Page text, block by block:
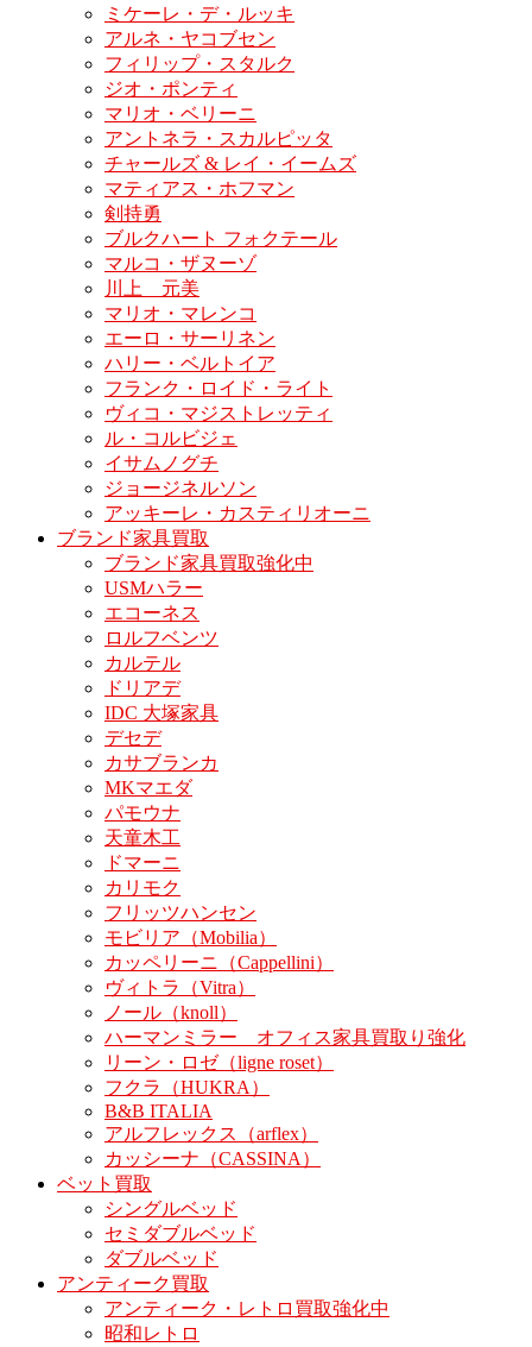
ミケーレ・デ・ルッキ
アルネ・ヤコブセン
フィリップ・スタルク
ジオ・ポンティ
マリオ・ベリーニ
アントネラ・スカルピッタ
チャールズ & レイ・イームズ
マティアス・ホフマン
剣持勇
ブルクハート フォクテール
マルコ・ザヌーゾ
川上 元美
マリオ・マレンコ
エーロ・サーリネン
ハリー・ベルトイア
フランク・ロイド・ライト
ヴィコ・マジストレッティ
ル・コルビジェ
イサムノグチ
ジョージネルソン
アッキーレ・カスティリオーニ
ブランド家具買取
ブランド家具買取強化中
USMハラー
エコーネス
ロルフベンツ
カルテル
ドリアデ
IDC 大塚家具
デセデ
カサブランカ
MKマエダ
パモウナ
天童木工
ドマーニ
カリモク
フリッツハンセン
モビリア（Mobilia）
カッペリーニ（Cappellini）
ヴィトラ（Vitra）
ノール（knoll）
ハーマンミラー オフィス家具買取り強化
リーン・ロゼ（ligne roset）
フクラ（HUKRA）
B&B ITALIA
アルフレックス（arflex）
カッシーナ（CASSINA）
ベット買取
シングルベッド
セミダブルベッド
ダブルベッド
アンティーク買取
アンティーク・レトロ買取強化中
昭和レトロ